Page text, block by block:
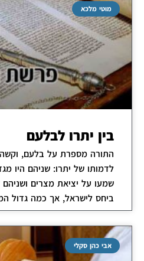
מוטי מלכא
בין יתרו לבלעם
התורה מספרת על בלעם,
לדמותו של יתרו: שניהם היו
שמעו על יציאת מצרים
ביחס לישראל, אך כמה גדול
אבי כהן סקלי